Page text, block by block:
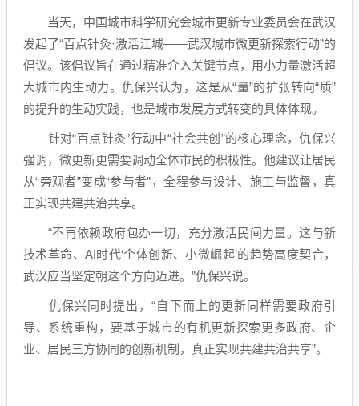
当天，中国城市科学研究会城市更新专业委员会在武汉
发起了“百点针灸·激活江城——武汉城市微更新探索行动”的
倡议。该倡议旨在通过精准介入关键节点，用小力量激活超
大城市内生动力。仇保兴认为，这是从“量”的扩张转向“质”
的提升的生动实践，也是城市发展方式转变的具体体现。
针对“百点针灸”行动中“社会共创”的核心理念，仇保兴
强调，微更新更需要调动全体市民的积极性。他建议让居民
从“旁观者”变成“参与者”，全程参与设计、施工与监督，真
正实现共建共治共享。
“不再依赖政府包办一切，充分激活民间力量。这与新
技术革命、AI时代‘个体创新、小微崛起’的趋势高度契合，
武汉应当坚定朝这个方向迈进。”仇保兴说。
仇保兴同时提出，“自下而上的更新同样需要政府引
导、系统重构，要基于城市的有机更新探索更多政府、企
业、居民三方协同的创新机制，真正实现共建共治共享”。